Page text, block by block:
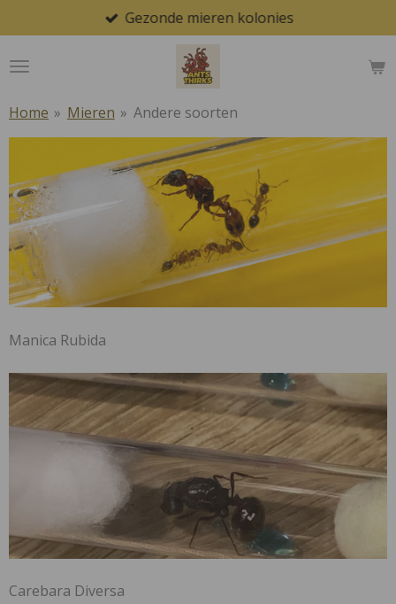
direct
naar
Gezonde mieren kolonies
Home » Mieren » Andere soorten
Manica Rubida
Carebara Diversa